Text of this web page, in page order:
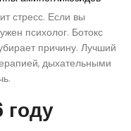
стресс. Если вы
психолог. Ботокс
причину. Лучший
дыхательными
году